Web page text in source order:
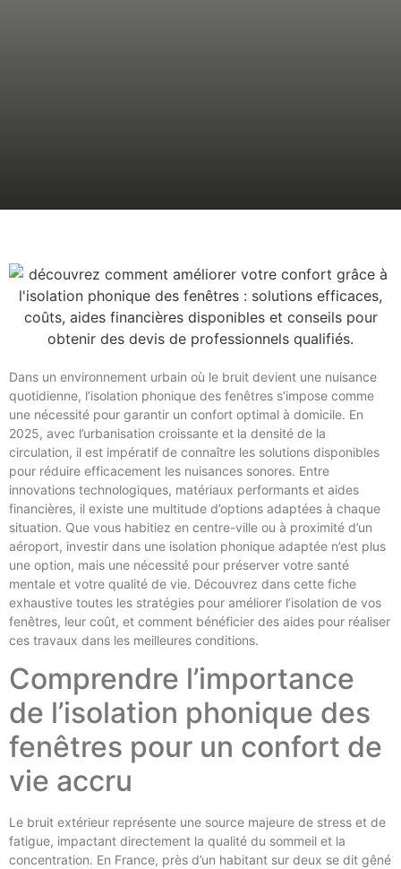
Dans un environnement urbain où le bruit devient une nuisance
quotidienne, l’isolation phonique des fenêtres s’impose comme
une nécessité pour garantir un confort optimal à domicile. En
2025, avec l’urbanisation croissante et la densité de la
circulation, il est impératif de connaître les solutions disponibles
pour réduire efficacement les nuisances sonores. Entre
innovations technologiques, matériaux performants et aides
financières, il existe une multitude d’options adaptées à chaque
situation. Que vous habitiez en centre-ville ou à proximité d’un
aéroport, investir dans une isolation phonique adaptée n’est plus
une option, mais une nécessité pour préserver votre santé
mentale et votre qualité de vie. Découvrez dans cette fiche
exhaustive toutes les stratégies pour améliorer l’isolation de vos
fenêtres, leur coût, et comment bénéficier des aides pour réaliser
ces travaux dans les meilleures conditions.
Comprendre l’importance
de l’isolation phonique des
fenêtres pour un confort de
vie accru
Le bruit extérieur représente une source majeure de stress et de
fatigue, impactant directement la qualité du sommeil et la
concentration. En France, près d’un habitant sur deux se dit gêné